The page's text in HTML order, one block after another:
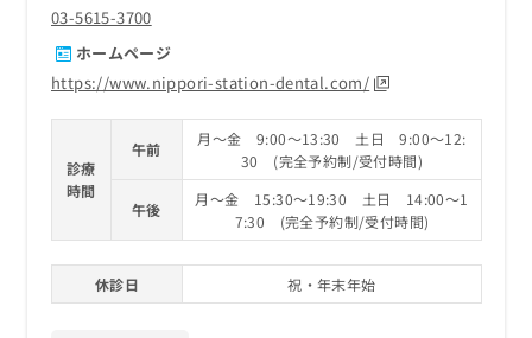
03-5615-3700
ホームページ
https://www.nippori-station-dental.com/
診療
時間
午前
月～金 9:00～13:30 土日 9:00～12:
30 (完全予約制/受付時間)
午後
月～金 15:30～19:30 土日 14:00～1
7:30 (完全予約制/受付時間)
休診日 祝・年末年始